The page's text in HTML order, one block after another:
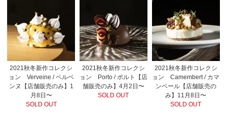
2021秋冬新作コレクシ
ョン Verveine / ベルベ
ンヌ【店舗販売のみ】1
月8日〜
SOLD OUT
2021秋冬新作コレクシ
ョン Porto / ポルト【店
舗販売のみ】4月2日〜
SOLD OUT
2021秋冬新作コレクシ
ョン Camembert / カマ
ンベール【店舗販売の
み】11月8日〜
SOLD OUT